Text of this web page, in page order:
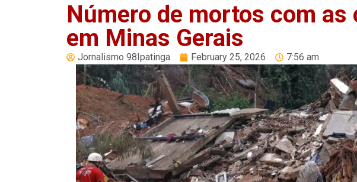
Número de mortos com as
em Minas Gerais
Jornalismo 98Ipatinga February 25, 2026 7:56 am